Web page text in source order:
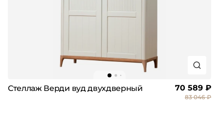
Стеллаж Верди вуд двухдверный 70 589 ₽
83 046 ₽